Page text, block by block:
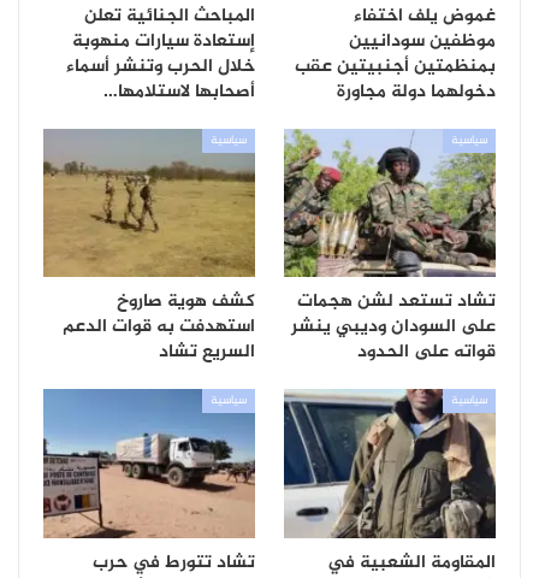
غموض يلف اختفاء
موظفين سودانيين
بمنظمتين أجنبيتين عقب
دخولهما دولة مجاورة
المباحث الجنائية تعلن
إستعادة سيارات منهوبة
خلال الحرب وتنشر أسماء
أصحابها لاستلامها…
سياسية
تشاد تستعد لشن هجمات
على السودان وديبي ينشر
قواته على الحدود
سياسية
كشف هوية صاروخ
استهدفت به قوات الدعم
السريع تشاد
سياسية
المقاومة الشعبية في
سياسية
تشاد تتورط في حرب